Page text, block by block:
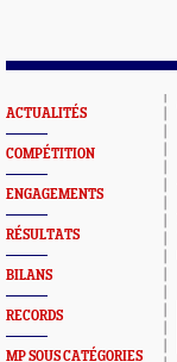
ACTUALITÉS
COMPÉTITION
ENGAGEMENTS
RÉSULTATS
BILANS
RECORDS
MP SOUS CATÉGORIES